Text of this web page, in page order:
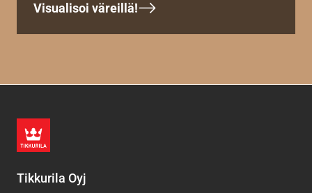
Visualisoi väreillä!
Tikkurila Oyj